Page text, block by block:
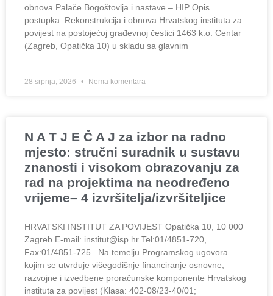
obnova Palače Bogoštovlja i nastave – HIP Opis
postupka: Rekonstrukcija i obnova Hrvatskog instituta za
povijest na postojećoj građevnoj čestici 1463 k.o. Centar
(Zagreb, Opatička 10) u skladu sa glavnim
28 srpnja, 2026 Nema komentara
N A T J E Č A J za izbor na radno
mjesto: stručni suradnik u sustavu
znanosti i visokom obrazovanju za
rad na projektima na neodređeno
vrijeme– 4 izvršitelja/izvršiteljice
HRVATSKI INSTITUT ZA POVIJEST Opatička 10, 10 000
Zagreb E-mail: institut@isp.hr Tel:01/4851-720,
Fax:01/4851-725 Na temelju Programskog ugovora
kojim se utvrđuje višegodišnje financiranje osnovne,
razvojne i izvedbene proračunske komponente Hrvatskog
instituta za povijest (Klasa: 402-08/23-40/01;